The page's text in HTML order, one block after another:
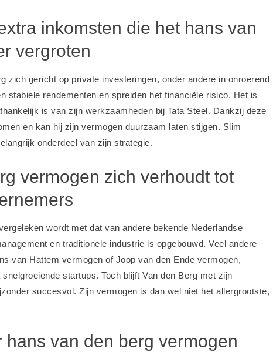
inkomsten die het hans van
vergroten
zich gericht op private investeringen, onder andere in onroerend
stabiele rendementen en spreiden het financiële risico. Het is
is van zijn werkzaamheden bij Tata Steel. Dankzij deze
en kan hij zijn vermogen duurzaam laten stijgen. Slim
onderdeel van zijn strategie.
vermogen zich verhoudt tot
wordt met dat van andere bekende Nederlandse
en traditionele industrie is opgebouwd. Veel andere
van Hattem vermogen of Joop van den Ende vermogen,
startups. Toch blijft Van den Berg met zijn
succesvol. Zijn vermogen is dan wel niet het allergrootste,
van den berg vermogen